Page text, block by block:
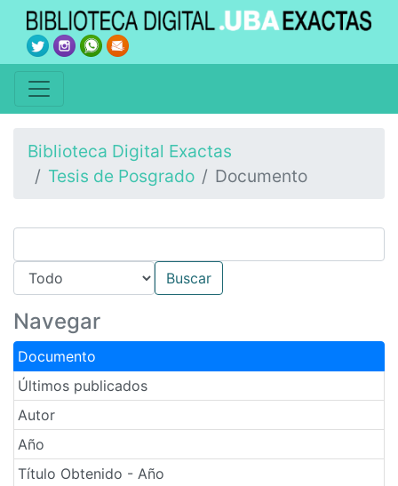
Biblioteca Digital Exactas
Tesis de Posgrado
Documento
Navegar
Documento
Últimos publicados
Autor
Año
Título Obtenido - Año